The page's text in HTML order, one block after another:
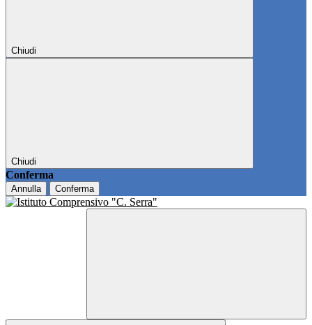
Chiudi
Chiudi
Conferma
Annulla Conferma